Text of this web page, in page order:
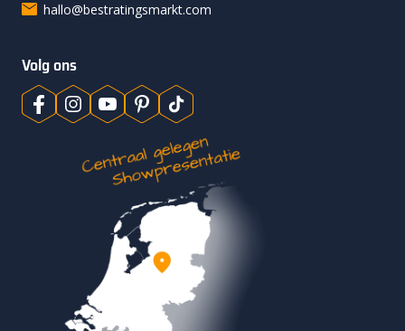
hallo@bestratingsmarkt.com
Volg ons